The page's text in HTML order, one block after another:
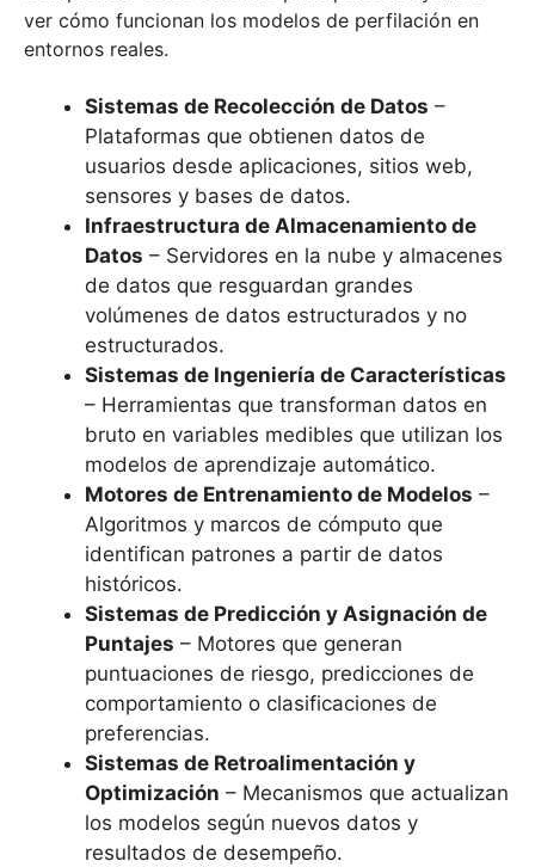
ver cómo funcionan los modelos de perfilación en
entornos reales.
Sistemas de Recolección de Datos –
Plataformas que obtienen datos de
usuarios desde aplicaciones, sitios web,
sensores y bases de datos.
Infraestructura de Almacenamiento de
Datos – Servidores en la nube y almacenes
de datos que resguardan grandes
volúmenes de datos estructurados y no
estructurados.
Sistemas de Ingeniería de Características
– Herramientas que transforman datos en
bruto en variables medibles que utilizan los
modelos de aprendizaje automático.
Motores de Entrenamiento de Modelos –
Algoritmos y marcos de cómputo que
identifican patrones a partir de datos
históricos.
Sistemas de Predicción y Asignación de
Puntajes – Motores que generan
puntuaciones de riesgo, predicciones de
comportamiento o clasificaciones de
preferencias.
Sistemas de Retroalimentación y
Optimización – Mecanismos que actualizan
los modelos según nuevos datos y
resultados de desempeño.